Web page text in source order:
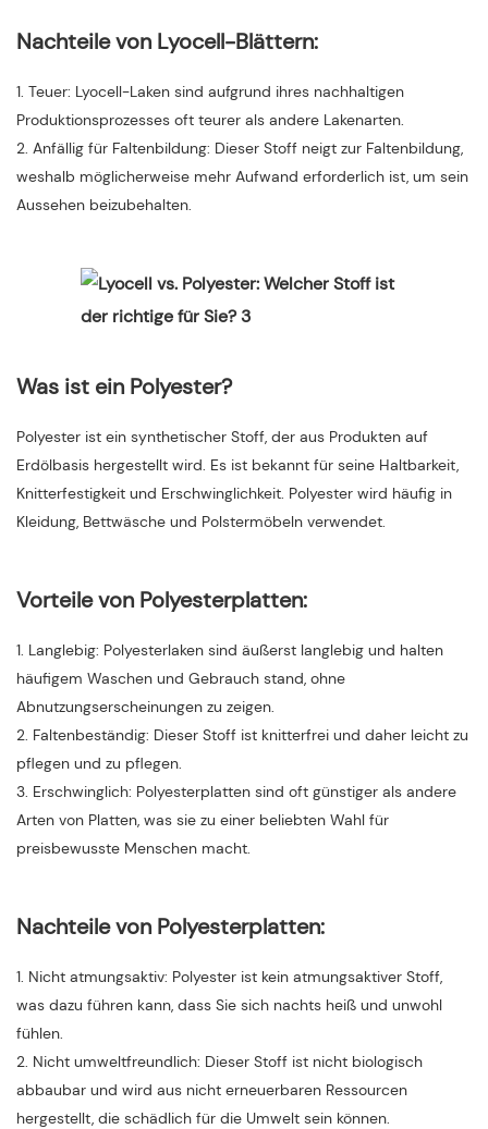
Nachteile von Lyocell-Blättern:
1. Teuer: Lyocell-Laken sind aufgrund ihres nachhaltigen
Produktionsprozesses oft teurer als andere Lakenarten.
2. Anfällig für Faltenbildung: Dieser Stoff neigt zur Faltenbildung,
weshalb möglicherweise mehr Aufwand erforderlich ist, um sein
Aussehen beizubehalten.
Was ist ein Polyester?
Polyester ist ein synthetischer Stoff, der aus Produkten auf
Erdölbasis hergestellt wird. Es ist bekannt für seine Haltbarkeit,
Knitterfestigkeit und Erschwinglichkeit. Polyester wird häufig in
Kleidung, Bettwäsche und Polstermöbeln verwendet.
Vorteile von Polyesterplatten:
1. Langlebig: Polyesterlaken sind äußerst langlebig und halten
häufigem Waschen und Gebrauch stand, ohne
Abnutzungserscheinungen zu zeigen.
2. Faltenbeständig: Dieser Stoff ist knitterfrei und daher leicht zu
pflegen und zu pflegen.
3. Erschwinglich: Polyesterplatten sind oft günstiger als andere
Arten von Platten, was sie zu einer beliebten Wahl für
preisbewusste Menschen macht.
Nachteile von Polyesterplatten:
1. Nicht atmungsaktiv: Polyester ist kein atmungsaktiver Stoff,
was dazu führen kann, dass Sie sich nachts heiß und unwohl
fühlen.
2. Nicht umweltfreundlich: Dieser Stoff ist nicht biologisch
abbaubar und wird aus nicht erneuerbaren Ressourcen
hergestellt, die schädlich für die Umwelt sein können.